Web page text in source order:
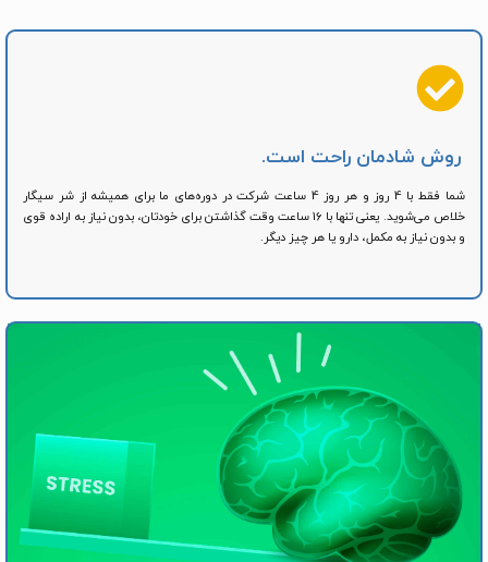
روش شادمان راحت است.
شما فقط با 4 روز و هر روز 4 ساعت شرکت در دوره‌های ما برای همیشه از شر سیگار
خلاص می‌شوید. یعنی تنها با 16 ساعت وقت گذاشتن برای خودتان، بدون نیاز به اراده قوی
و بدون نیاز به مکمل، دارو یا هر چیز دیگر.